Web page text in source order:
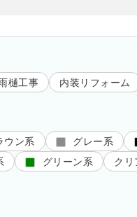
樋工事 内装リフォーム
ウン系 グレー系
グリーン系 クリ